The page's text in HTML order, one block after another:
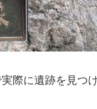
際に遺跡を見つ